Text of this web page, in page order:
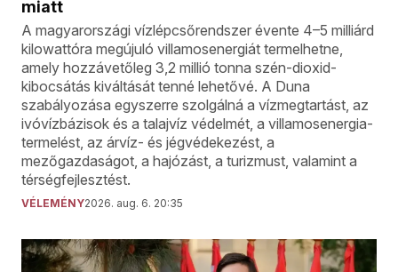
miatt
A magyarországi vízlépcsőrendszer évente 4–5 milliárd
kilowattóra megújuló villamosenergiát termelhetne,
amely hozzávetőleg 3,2 millió tonna szén-dioxid-
kibocsátás kiváltását tenné lehetővé. A Duna
szabályozása egyszerre szolgálná a vízmegtartást, az
ivóvízbázisok és a talajvíz védelmét, a villamosenergia-
termelést, az árvíz- és jégvédekezést, a
mezőgazdaságot, a hajózást, a turizmust, valamint a
térségfejlesztést.
VÉLEMÉNY2026. aug. 6. 20:35